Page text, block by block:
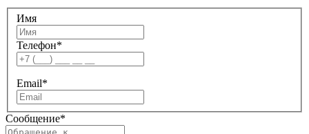
Имя
Телефон*
Email*
Сообщение*